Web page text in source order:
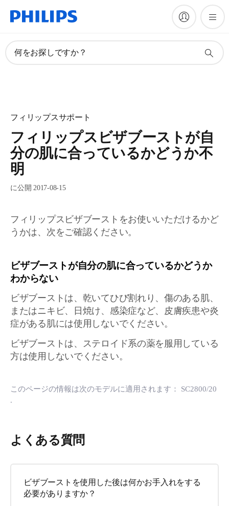
何をお探しですか？
フィリップスサポート
フィリップスビザブーストが自
分の肌に合っているかどうか不
明
に公開 2017-08-15
フィリップスビザブーストをお使いいただけるかど
うかは、次をご確認ください。
ビザブーストが自分の肌に合っているかどうか
わからない
ビザブーストは、乾いてひび割れり、傷のある肌、
またはニキビ、日焼け、感染症など、皮膚疾患や炎
症がある肌には使用しないでください。
ビザブーストは、ステロイド系の薬を服用している
方は使用しないでください。
このページの情報は次のモデルに適用されます： SC2800/20
.
よくある質問
ビザブーストを使用した後は何かお手入れをする
必要がありますか？